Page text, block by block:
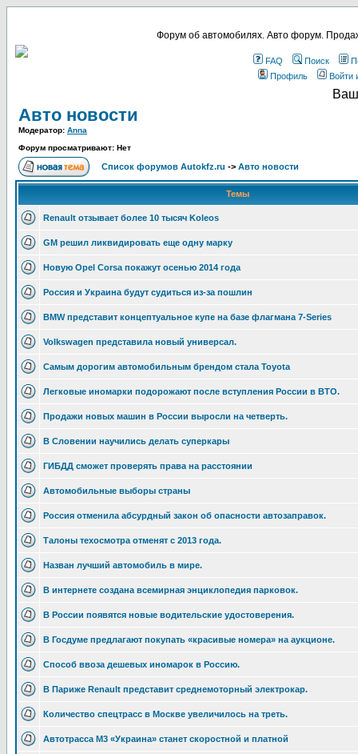
Форум об автомобилях. Авто форум.
FAQ Поиск
Профиль
Войти
Авто новости
Модератор: Anna
Форум просматривают: Нет
Список форумов Autokfz.ru -> Авто новости
Темы
Renault отзывает более 10 тысяч Koleos
GM решил ликвидировать еще одну марку
Новую Opel Corsa покажут осенью 2014 года
Россия и Украина будут судиться из-за пошлин
ВMW представит концептуальное купе на базе флагмана 7-Series
Volkswagen представила новый универсал.
Самым дорогим автомобильным брендом стала Toyota
Легковые иномарки подорожают после вступления России в ВТО.
Продажи новых машин в России выросли на четверть.
В Словении научились делать суперкары
ГИБДД сможет проверять права на расстоянии
Автомобильные выборы страны
Россия отменила абсурдный закон об опасности автозаправок.
Талоны техосмотра отменят с 2013 года.
Назван лучший автомобиль в мире.
В интернете создана всемирная энциклопедия парковок.
В России появятся новые водительские удостоверения.
В Госдуме предлагают покупать «красивые номера» на аукционе.
Способ ввоза дешевых иномарок в Россию.
В Париже Renault представит среднемоторный электрокар.
Количество спецтрасс в Москве увеличилось на треть.
Автотрасса М3 «Украина» станет скоростной и платной